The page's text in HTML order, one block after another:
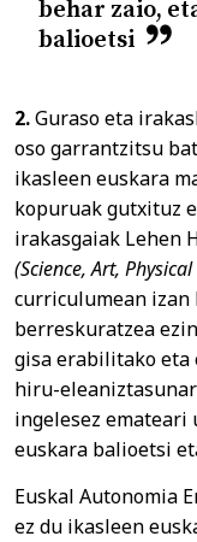
behar zaio,
balioetsi
2.Guraso eta
oso garrantzitsu
ikasleen euskara
kopuruak gutxituz
irakasgaiak Lehen
(Science, Art,
curriculumean
berreskuratzea
gisa erabilitako eta
hiru-
ingelesez emateari
euskara balioetsi
Euskal Autonomia
ez du ikasleen